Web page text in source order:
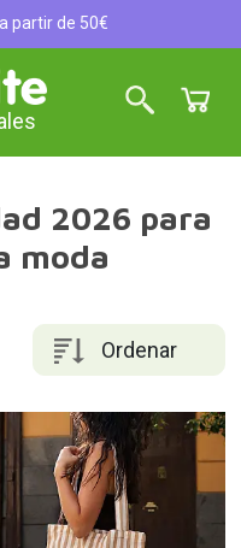
partir de 50€
2026 para
moda
Ordenar